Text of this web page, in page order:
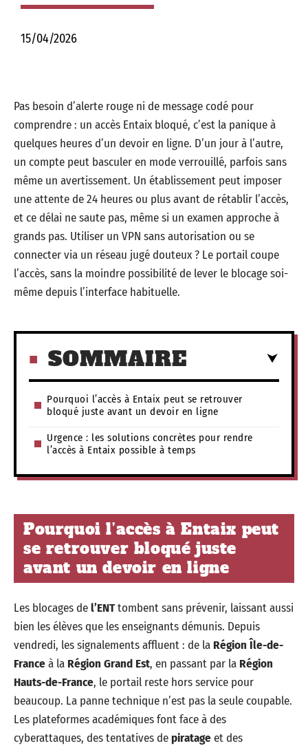
15/04/2026
Pas besoin d’alerte rouge ni de message codé pour
comprendre : un accès Entaix bloqué, c’est la panique à
quelques heures d’un devoir en ligne. D’un jour à l’autre,
un compte peut basculer en mode verrouillé, parfois sans
même un avertissement. Un établissement peut imposer
une attente de 24 heures ou plus avant de rétablir l’accès,
et ce délai ne saute pas, même si un examen approche à
grands pas. Utiliser un VPN sans autorisation ou se
connecter via un réseau jugé douteux ? Le portail coupe
l’accès, sans la moindre possibilité de lever le blocage soi-
même depuis l’interface habituelle.
SOMMAIRE
Pourquoi l’accès à Entaix peut se retrouver
bloqué juste avant un devoir en ligne
Urgence : les solutions concrètes pour rendre
l’accès à Entaix possible à temps
Pourquoi l’accès à Entaix peut
se retrouver bloqué juste
avant un devoir en ligne
Les blocages del’ENTtombent sans prévenir, laissant aussi
bien les élèves que les enseignants démunis. Depuis
vendredi, les signalements affluent : de la Région Île-de-
Franceà la Région Grand Est, en passant par la Région
Hauts-de-France, le portail reste hors service pour
beaucoup. La panne technique n’est pas la seule coupable.
Les plateformes académiques font face à des
cyberattaques, des tentatives depiratageet des